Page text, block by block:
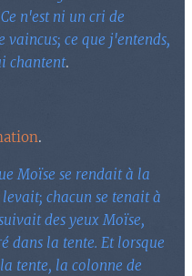
n'est ni un cri de
ce que j'entends,
chantent.
.
Moïse se rendait à la
chacun se tenait à
des yeux Moïse,
dans la tente. Et lorsque
tente, la colonne de